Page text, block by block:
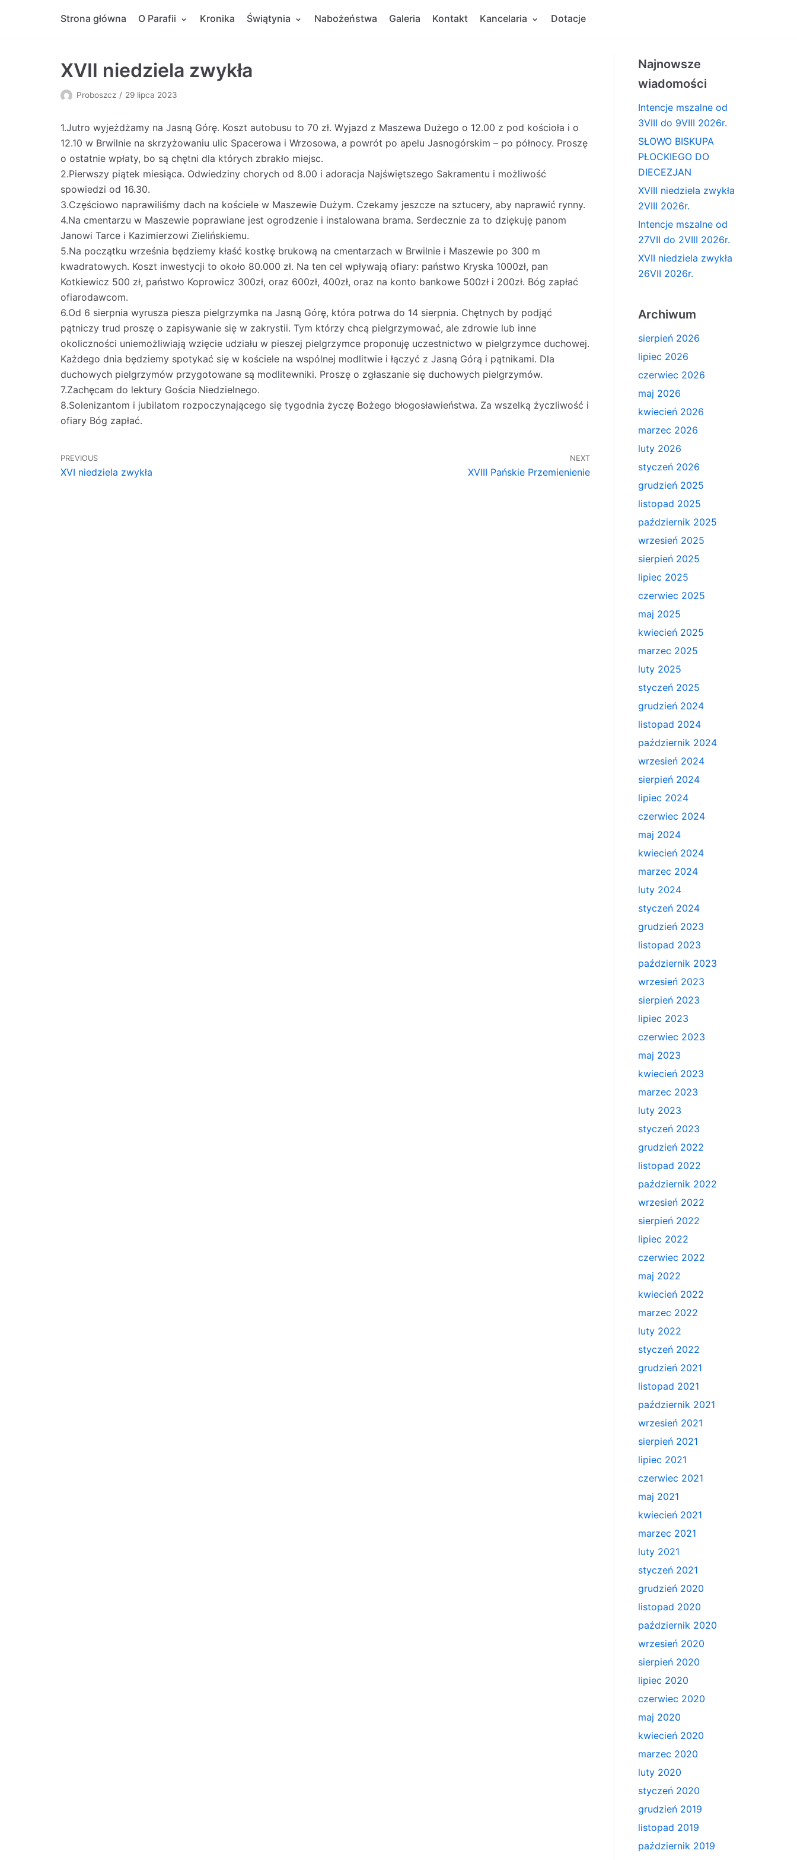
Strona główna O Parafii Kronika Świątynia Nabożeństwa Galeria Kontakt Kancelaria Dotacje
XVII niedziela zwykła
Proboszcz 29 lipca 2023
1.Jutro wyjeżdżamy na Jasną Górę. Koszt autobusu to 70 zł. Wyjazd z Maszewa Dużego o 12.00 z pod kościoła i o
12.10 w Brwilnie na skrzyżowaniu ulic Spacerowa i Wrzosowa, a powrót po apelu Jasnogórskim – po północy. Proszę
o ostatnie wpłaty, bo są chętni dla których zbrakło miejsc.
2.Pierwszy piątek miesiąca. Odwiedziny chorych od 8.00 i adoracja Najświętszego Sakramentu i możliwość
spowiedzi od 16.30.
3.Częściowo naprawiliśmy dach na kościele w Maszewie Dużym. Czekamy jeszcze na sztucery, aby naprawić rynny.
4.Na cmentarzu w Maszewie poprawiane jest ogrodzenie i instalowana brama. Serdecznie za to dziękuję panom
Janowi Tarce i Kazimierzowi Zielińskiemu.
5.Na początku września będziemy kłaść kostkę brukową na cmentarzach w Brwilnie i Maszewie po 300 m
kwadratowych. Koszt inwestycji to około 80.000 zł. Na ten cel wpływają ofiary: państwo Kryska 1000zł, pan
Kotkiewicz 500 zł, państwo Koprowicz 300zł, oraz 600zł, 400zł, oraz na konto bankowe 500zł i 200zł. Bóg zapłać
ofiarodawcom.
6.Od 6 sierpnia wyrusza piesza pielgrzymka na Jasną Górę, która potrwa do 14 sierpnia. Chętnych by podjąć
pątniczy trud proszę o zapisywanie się w zakrystii. Tym którzy chcą pielgrzymować, ale zdrowie lub inne
okoliczności uniemożliwiają wzięcie udziału w pieszej pielgrzymce proponuję uczestnictwo w pielgrzymce duchowej.
Każdego dnia będziemy spotykać się w kościele na wspólnej modlitwie i łączyć z Jasną Górą i pątnikami. Dla
duchowych pielgrzymów przygotowane są modlitewniki. Proszę o zgłaszanie się duchowych pielgrzymów.
7.Zachęcam do lektury Gościa Niedzielnego.
8.Solenizantom i jubilatom rozpoczynającego się tygodnia życzę Bożego błogosławieństwa. Za wszelką życzliwość i
ofiary Bóg zapłać.
PREVIOUS
XVI niedziela zwykła
NEXT
XVIII Pańskie Przemienienie
Najnowsze
wiadomości
Intencje mszalne od
3VIII do 9VIII 2026r.
SŁOWO BISKUPA
PŁOCKIEGO DO
DIECEZJAN
XVIII niedziela zwykła
2VIII 2026r.
Intencje mszalne od
27VII do 2VIII 2026r.
XVII niedziela zwykła
26VII 2026r.
Archiwum
sierpień 2026
lipiec 2026
czerwiec 2026
maj 2026
kwiecień 2026
marzec 2026
luty 2026
styczeń 2026
grudzień 2025
listopad 2025
październik 2025
wrzesień 2025
sierpień 2025
lipiec 2025
czerwiec 2025
maj 2025
kwiecień 2025
marzec 2025
luty 2025
styczeń 2025
grudzień 2024
listopad 2024
październik 2024
wrzesień 2024
sierpień 2024
lipiec 2024
czerwiec 2024
maj 2024
kwiecień 2024
marzec 2024
luty 2024
styczeń 2024
grudzień 2023
listopad 2023
październik 2023
wrzesień 2023
sierpień 2023
lipiec 2023
czerwiec 2023
maj 2023
kwiecień 2023
marzec 2023
luty 2023
styczeń 2023
grudzień 2022
listopad 2022
październik 2022
wrzesień 2022
sierpień 2022
lipiec 2022
czerwiec 2022
maj 2022
kwiecień 2022
marzec 2022
luty 2022
styczeń 2022
grudzień 2021
listopad 2021
październik 2021
wrzesień 2021
sierpień 2021
lipiec 2021
czerwiec 2021
maj 2021
kwiecień 2021
marzec 2021
luty 2021
styczeń 2021
grudzień 2020
listopad 2020
październik 2020
wrzesień 2020
sierpień 2020
lipiec 2020
czerwiec 2020
maj 2020
kwiecień 2020
marzec 2020
luty 2020
styczeń 2020
grudzień 2019
listopad 2019
październik 2019